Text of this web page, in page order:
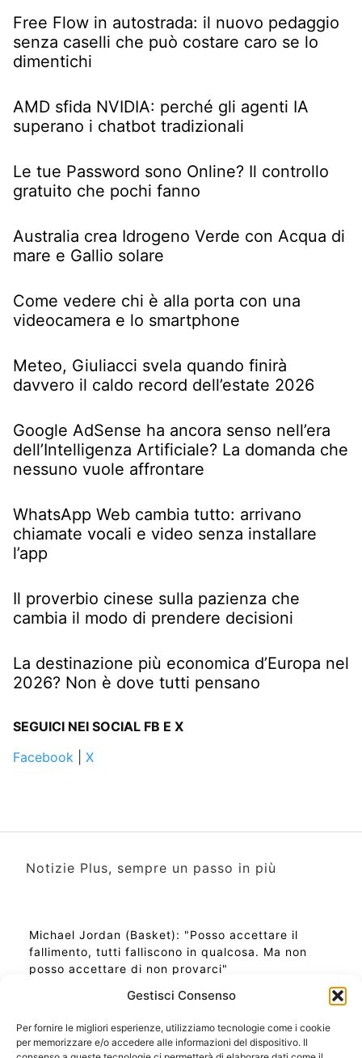
Gestisci Consenso
Per fornire le migliori esperienze, utilizziamo tecnologie come i cookie
per memorizzare e/o accedere alle informazioni del dispositivo. Il
Free Flow in autostrada: il nuovo pedaggio
senza caselli che può costare caro se lo
dimentichi
AMD sfida NVIDIA: perché gli agenti IA
superano i chatbot tradizionali
Le tue Password sono Online? Il controllo
gratuito che pochi fanno
Australia crea Idrogeno Verde con Acqua di
mare e Gallio solare
Come vedere chi è alla porta con una
videocamera e lo smartphone
Meteo, Giuliacci svela quando finirà
davvero il caldo record dell’estate 2026
Google AdSense ha ancora senso nell’era
dell’Intelligenza Artificiale? La domanda che
nessuno vuole affrontare
WhatsApp Web cambia tutto: arrivano
chiamate vocali e video senza installare
l’app
Il proverbio cinese sulla pazienza che
cambia il modo di prendere decisioni
La destinazione più economica d’Europa nel
2026? Non è dove tutti pensano
SEGUICI NEI SOCIAL FB E X
Facebook
X
Notizie Plus, sempre un passo in più
Michael Jordan (Basket): "Posso accettare il
fallimento, tutti falliscono in qualcosa. Ma non
posso accettare di non provarci"
Ora Esatta in Italia in questo momento